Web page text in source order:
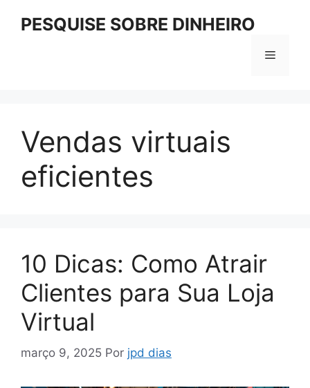
PESQUISE SOBRE DINHEIRO
Menu
Vendas virtuais
eficientes
10 Dicas: Como Atrair
Clientes para Sua Loja
Virtual
março 9, 2025 Por jpd dias